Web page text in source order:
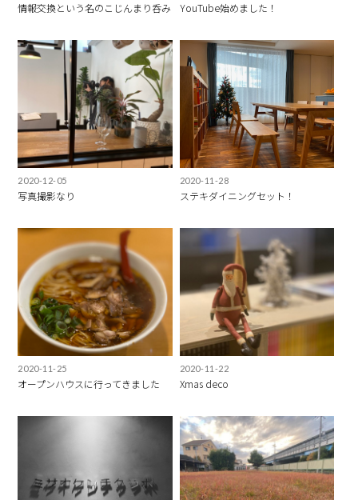
情報交換という名のこじんまり呑み YouTube始めました！
2020-12-05
写真撮影なり
2020-11-28
ステキダイニングセット！
2020-11-25
オープンハウスに行ってきました
2020-11-22
Xmas deco